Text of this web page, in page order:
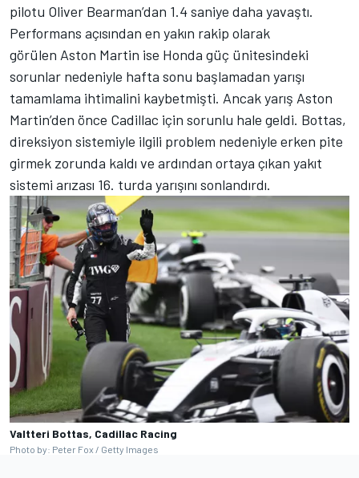
pilotu Oliver Bearman’dan 1.4 saniye daha yavaştı.
Performans açısından en yakın rakip olarak
görülen Aston Martin ise Honda güç ünitesindeki
sorunlar nedeniyle hafta sonu başlamadan yarışı
tamamlama ihtimalini kaybetmişti. Ancak yarış Aston
Martin’den önce Cadillac için sorunlu hale geldi. Bottas,
direksiyon sistemiyle ilgili problem nedeniyle erken pite
girmek zorunda kaldı ve ardından ortaya çıkan yakıt
sistemi arızası 16. turda yarışını sonlandırdı.
Valtteri Bottas, Cadillac Racing
Photo by: Peter Fox / Getty Images